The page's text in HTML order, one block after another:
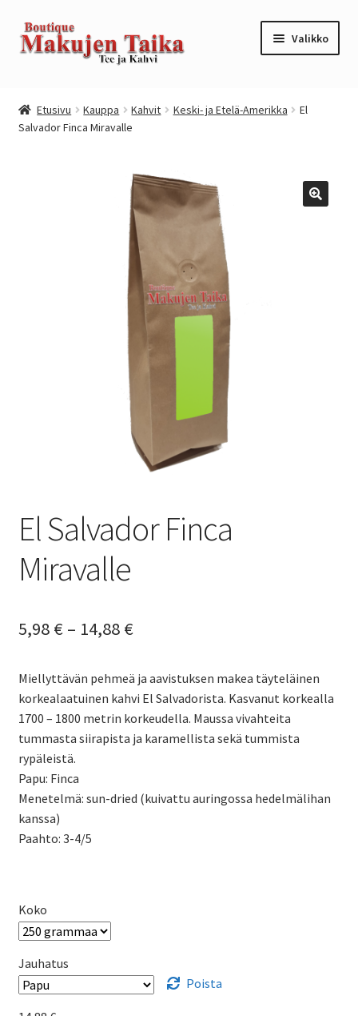
Siirry
navigointiin
Siirry
sisältöön
Valikko
Kanta-asiakkuusohjelma / loyalty program
Etusivu Kauppa Kahvit Keski- ja Etelä-Amerikka
El
Salvador Finca Miravalle
El Salvador Finca
Miravalle
5,98 € – 14,88 €Hintaluokka:
-
14,88 €
Miellyttävän pehmeä ja aavistuksen makea täyteläinen
korkealaatuinen kahvi El Salvadorista. Kasvanut korkealla
1700 – 1800 metrin korkeudella. Maussa vivahteita
tummasta siirapista ja karamellista sekä tummista
rypäleistä.
Papu: Finca
Menetelmä: sun-dried (kuivattu auringossa hedelmälihan
kanssa)
Paahto: 3-4/5
Koko
Jauhatus
Poista